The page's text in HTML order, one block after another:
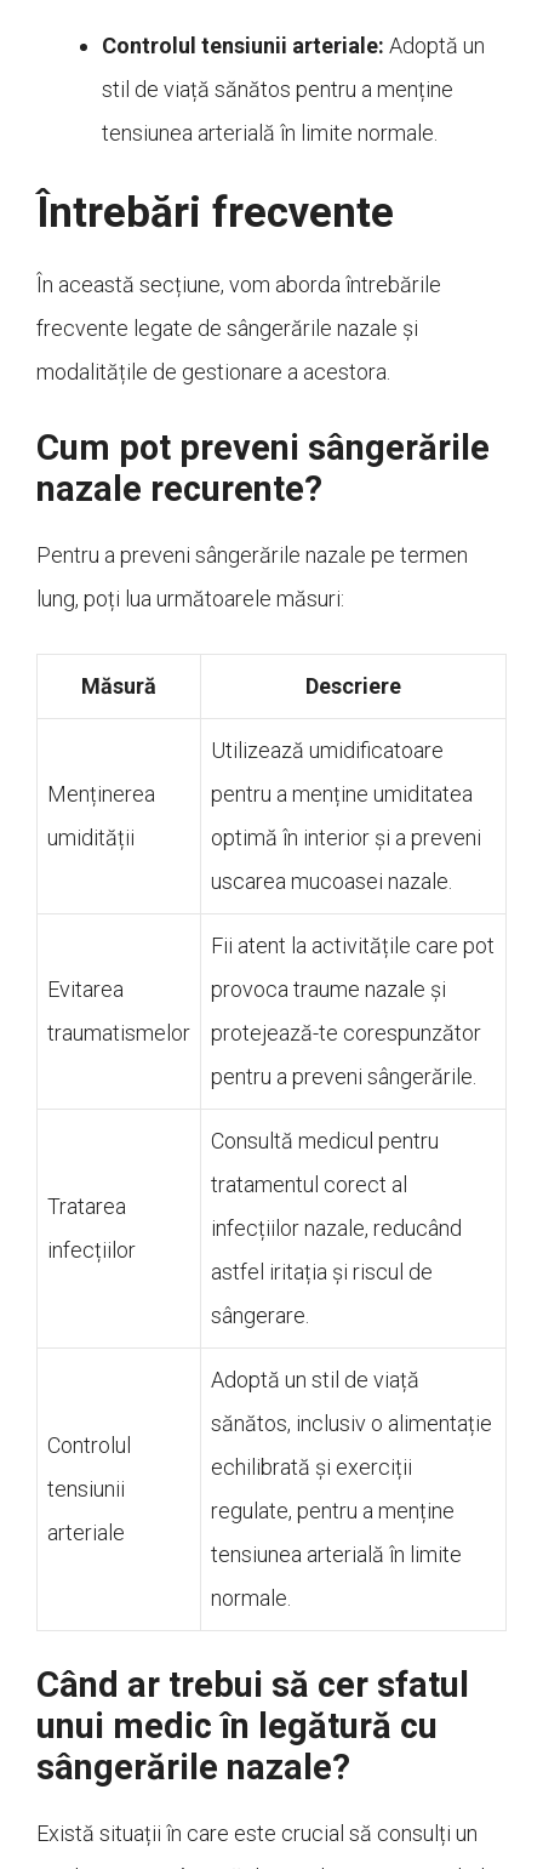
Controlul tensiunii arteriale: Adoptă un
stil de viață sănătos pentru a menține
tensiunea arterială în limite normale.
Întrebări frecvente
În această secțiune, vom aborda întrebările
frecvente legate de sângerările nazale și
modalitățile de gestionare a acestora.
Cum pot preveni sângerările
nazale recurente?
Pentru a preveni sângerările nazale pe termen
lung, poți lua următoarele măsuri:
Măsură Descriere
Menținerea
umidității
Utilizează umidificatoare
pentru a menține umiditatea
optimă în interior și a preveni
uscarea mucoasei nazale.
Evitarea
traumatismelor
Fii atent la activitățile care pot
provoca traume nazale și
protejează-te corespunzător
pentru a preveni sângerările.
Tratarea
infecțiilor
Consultă medicul pentru
tratamentul corect al
infecțiilor nazale, reducând
astfel iritația și riscul de
sângerare.
Controlul
tensiunii
arteriale
Adoptă un stil de viață
sănătos, inclusiv o alimentație
echilibrată și exerciții
regulate, pentru a menține
tensiunea arterială în limite
normale.
Când ar trebui să cer sfatul
unui medic în legătură cu
sângerările nazale?
Există situații în care este crucial să consulți un